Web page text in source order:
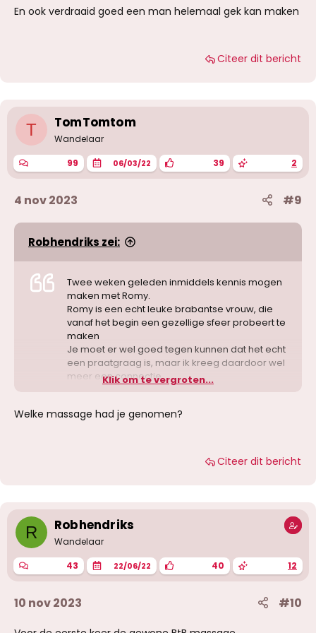
En ook verdraaid goed een man helemaal gek kan maken
Citeer dit bericht
T TomTomtom
Wandelaar
99 06/03/22 39 2
4 nov 2023 #9
Robhendriks zei:
Twee weken geleden inmiddels kennis mogen
maken met Romy.
Romy is een echt leuke brabantse vrouw, die
vanaf het begin een gezellige sfeer probeert te
maken
Je moet er wel goed tegen kunnen dat het echt
een praatgraag is, maar ik kreeg daardoor wel
meer een connectie
Kan me voorstellen dat niet iedereen daarvan
gaten heeft.
Qua uiterlijk vond ik het persoonlijk echt prima,
vast te houden.
- Goede billen, wederom rond en gezond
De massage zelf vond ik erg prettig, maar het
Het was geen massage in de zin van dat mijn
Klik om te vergroten...
Welke massage had je genomen?
Citeer dit bericht
R Robhendriks
Wandelaar
43 22/06/22 40 12
10 nov 2023 #10